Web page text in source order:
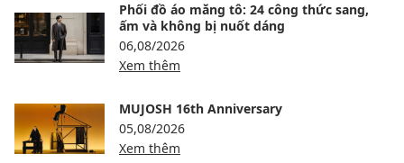
Phối đồ áo măng tô: 24 công thức sang,
ấm và không bị nuốt dáng
06,08/2026
Xem thêm
MUJOSH 16th Anniversary
05,08/2026
Xem thêm